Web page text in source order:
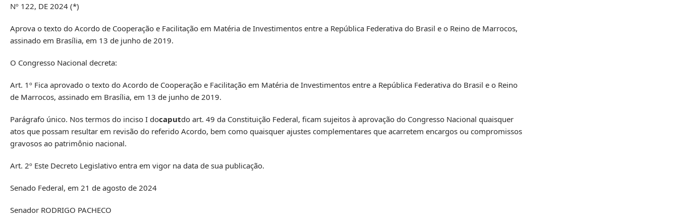
Nº 122, DE 2024 (*)
Aprova o texto do Acordo de Cooperação e Facilitação em Matéria de Investimentos entre a República Federativa do Brasil e o Reino de Marrocos,
assinado em Brasília, em 13 de junho de 2019.
O Congresso Nacional decreta:
Art. 1º Fica aprovado o texto do Acordo de Cooperação e Facilitação em Matéria de Investimentos entre a República Federativa do Brasil e o Reino
de Marrocos, assinado em Brasília, em 13 de junho de 2019.
Parágrafo único. Nos termos do inciso I docaputdo art. 49 da Constituição Federal, ficam sujeitos à aprovação do Congresso Nacional quaisquer
atos que possam resultar em revisão do referido Acordo, bem como quaisquer ajustes complementares que acarretem encargos ou compromissos
gravosos ao patrimônio nacional.
Art. 2º Este Decreto Legislativo entra em vigor na data de sua publicação.
Senado Federal, em 21 de agosto de 2024
Senador RODRIGO PACHECO